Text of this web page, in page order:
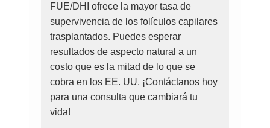
FUE/DHI ofrece la mayor tasa de
supervivencia de los folículos capilares
trasplantados. Puedes esperar
resultados de aspecto natural a un
costo que es la mitad de lo que se
cobra en los EE. UU. ¡Contáctanos hoy
para una consulta que cambiará tu
vida!